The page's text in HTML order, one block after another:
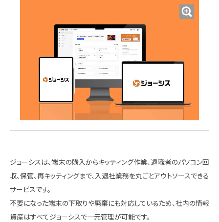
ジョーシスは、端末の購入からキッティング作業、退職者のパソコン回
収、保管、再キッティングまで、入退社業務を丸ごとアウトソースできる
サービスです。
不要になった端末の下取りや廃棄にも対応しているため、社内の情報
資産はすべてジョーシスで一元管理が可能です。